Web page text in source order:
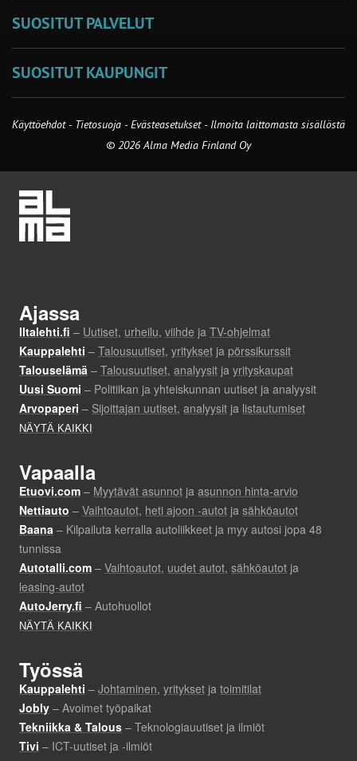
SUOSITUT PALVELUT
SUOSITUT KAUPUNGIT
Käyttöehdot - Tietosuoja -Evästeasetukset- Ilmoita laittomasta sisällöstä
© 2026 Alma Media Finland Oy